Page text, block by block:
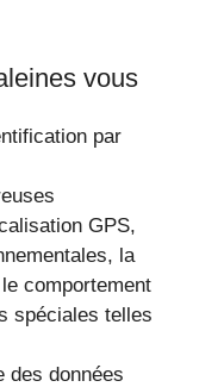
vous
par
GPS,
la
comportement
spéciales telles
des données